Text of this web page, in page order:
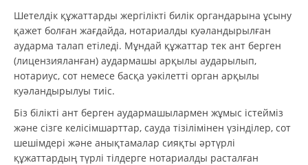
Шетелдік құжаттарды жергілікті билік органдарына ұсыну
қажет болған жағдайда, нотариалды куәландырылған
аударма талап етіледі. Мұндай құжаттар тек ант берген
(лицензияланған) аудармашы арқылы аударылып,
нотариус, сот немесе басқа уәкілетті орган арқылы
куәландырылуы тиіс.
Біз білікті ант берген аудармашылармен жұмыс істейміз
және сізге келісімшарттар, сауда тізілімінен үзінділер, сот
шешімдері және анықтамалар сияқты әртүрлі
құжаттардың түрлі тілдерге нотариалды расталған